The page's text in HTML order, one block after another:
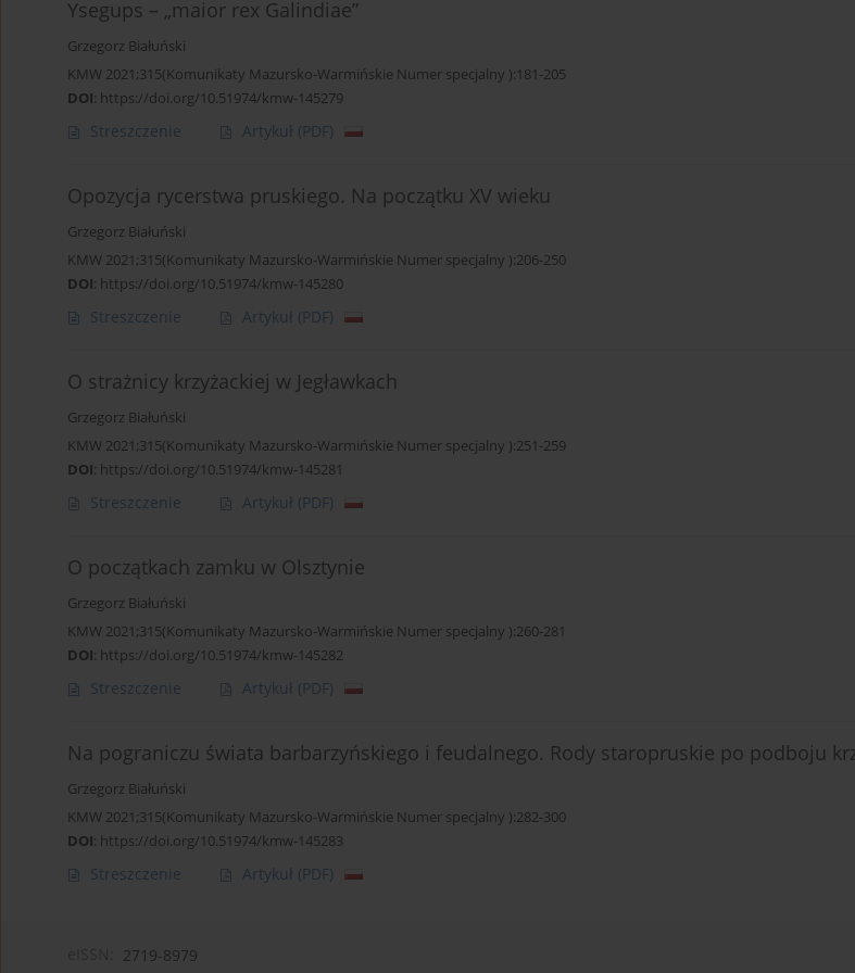
Ysegups – „maior rex Galindiae”
Grzegorz Białuński
KMW 2021;315(Komunikaty Mazursko-Warmińskie Numer specjalny ):181-205
DOI: https://doi.org/10.51974/kmw-145279
Streszczenie Artykuł (PDF)
Opozycja rycerstwa pruskiego. Na początku XV wieku
Grzegorz Białuński
KMW 2021;315(Komunikaty Mazursko-Warmińskie Numer specjalny ):206-250
DOI: https://doi.org/10.51974/kmw-145280
Streszczenie Artykuł (PDF)
O strażnicy krzyżackiej w Jegławkach
Grzegorz Białuński
KMW 2021;315(Komunikaty Mazursko-Warmińskie Numer specjalny ):251-259
DOI: https://doi.org/10.51974/kmw-145281
Streszczenie Artykuł (PDF)
O początkach zamku w Olsztynie
Grzegorz Białuński
KMW 2021;315(Komunikaty Mazursko-Warmińskie Numer specjalny ):260-281
DOI: https://doi.org/10.51974/kmw-145282
Streszczenie Artykuł (PDF)
Na pograniczu świata barbarzyńskiego i feudalnego. Rody staropruskie po podboju
Grzegorz Białuński
KMW 2021;315(Komunikaty Mazursko-Warmińskie Numer specjalny ):282-300
DOI: https://doi.org/10.51974/kmw-145283
Streszczenie Artykuł (PDF)
2719-8979